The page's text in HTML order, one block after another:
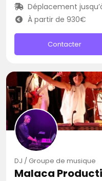
Déplacement
À partir de 930€
Contacter
DJ / Groupe de musique
Malaca